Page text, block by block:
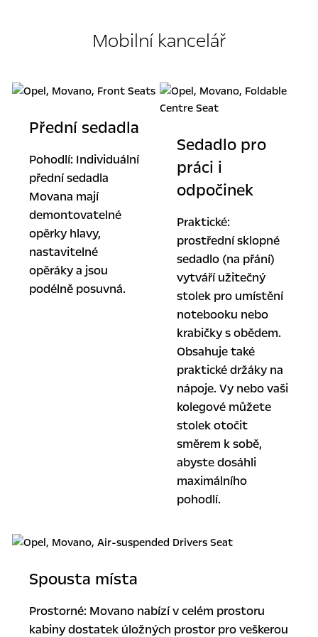
Mobilní kancelář
Přední sedadla
Pohodlí: Individuální
přední sedadla
Movana mají
demontovatelné
opěrky hlavy,
nastavitelné
opěráky a jsou
podélně posuvná.
Sedadlo pro
práci i
odpočinek
Praktické:
prostřední sklopné
sedadlo (na přání)
vytváří užitečný
stolek pro umístění
notebooku nebo
krabičky s obědem.
Obsahuje také
praktické držáky na
nápoje. Vy nebo vaši
kolegové můžete
stolek otočit
směrem k sobě,
abyste dosáhli
maximálního
pohodlí.
Spousta místa
Prostorné: Movano nabízí v celém prostoru
kabiny dostatek úložných prostor pro veškerou